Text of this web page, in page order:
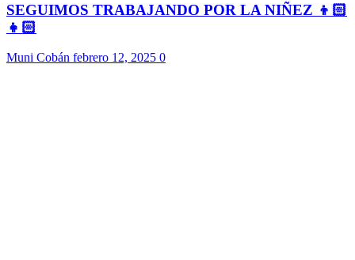
SEGUIMOS TRABAJANDO POR LA NIÑEZ 👦🏻
👧🏻
Muni Cobán febrero 12, 2025 0